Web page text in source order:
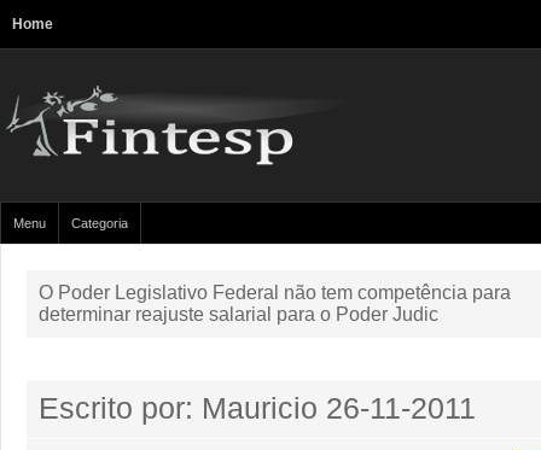
Home
Menu Categoria
O Poder Legislativo Federal não tem competência para
determinar reajuste salarial para o Poder Judic
Escrito por: Mauricio 26-11-2011